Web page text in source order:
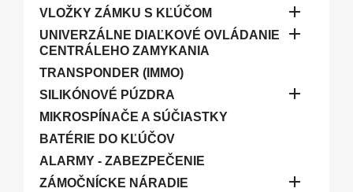
VLOŽKY ZÁMKU S KĽÚČOM 
UNIVERZÁLNE DIAĽKOVÉ OVLÁDANIE
CENTRÁLEHO ZAMYKANIA

TRANSPONDER (IMMO)
SILIKÓNOVÉ PÚZDRA

MIKROSPÍNAČE A SÚČIASTKY
BATÉRIE DO KĽÚČOV
ALARMY - ZABEZPEČENIE
ZÁMOČNÍCKE NÁRADIE
